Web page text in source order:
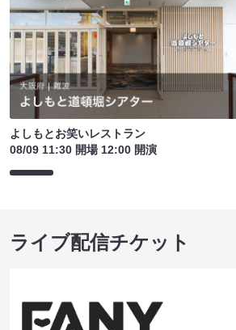
よしもとお笑いレストラン
08/09 11:30 開場 12:00 開演
ライブ配信チケット